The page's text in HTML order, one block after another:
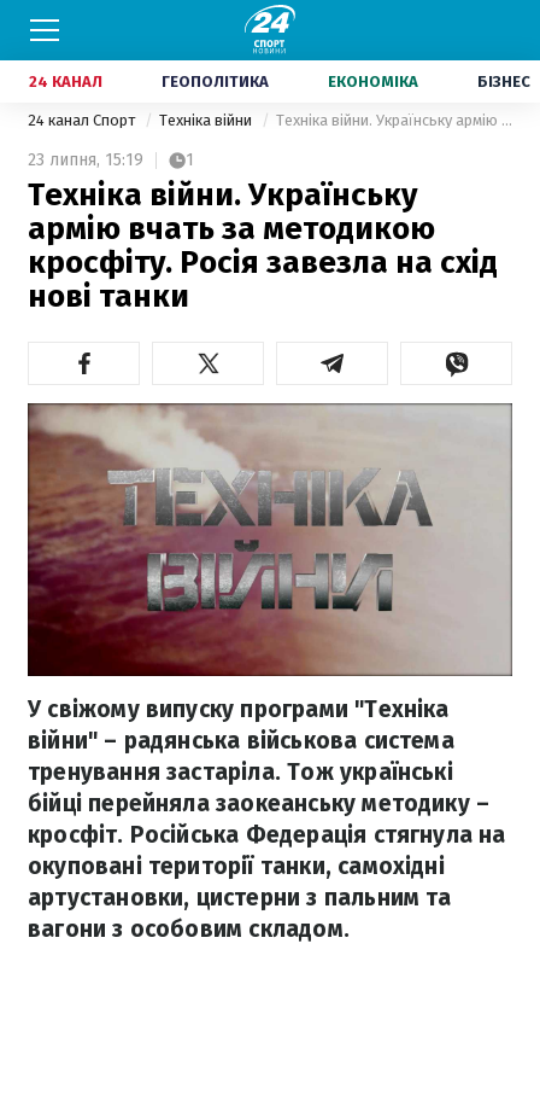
24 КАНАЛ ГЕОПОЛІТИКА ЕКОНОМІКА БІЗНЕС
24 канал Спорт Техніка війни Техніка війни. Українську армію вчать за методикою кросфіту. Росія завезла на схід нові танки
23 липня, 15:19 1
Техніка війни. Українську
армію вчать за методикою
кросфіту. Росія завезла на схід
нові танки
У свіжому випуску програми "Техніка
війни" – радянська військова система
тренування застаріла. Тож українські
бійці перейняла заокеанську методику –
кросфіт. Російська Федерація стягнула на
окуповані території танки, самохідні
артустановки, цистерни з пальним та
вагони з особовим складом.